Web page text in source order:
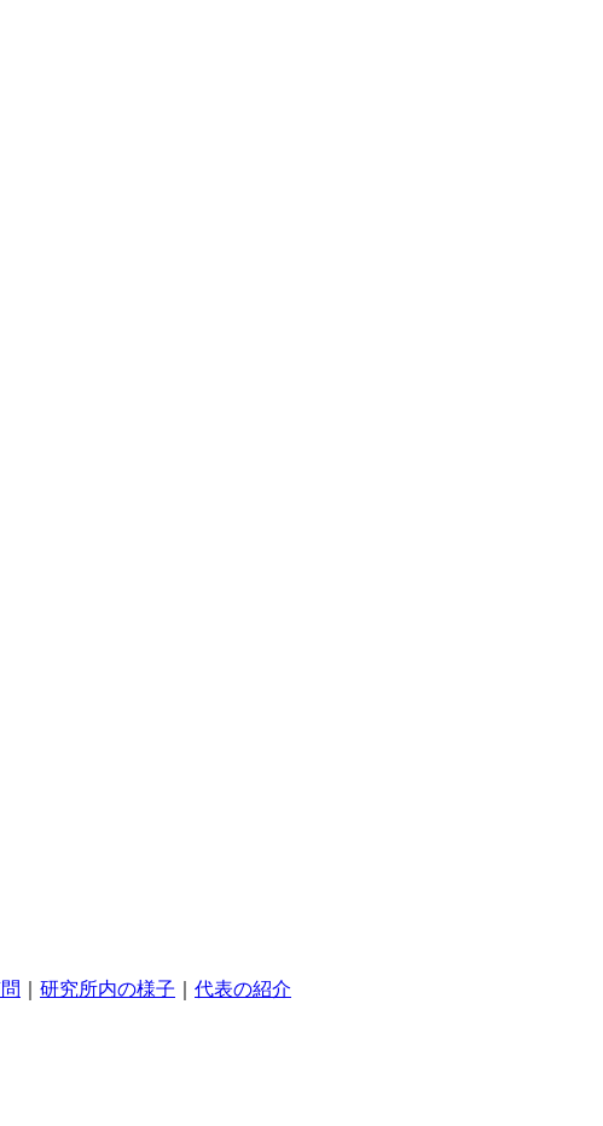
研究所内の様子
代表の紹介